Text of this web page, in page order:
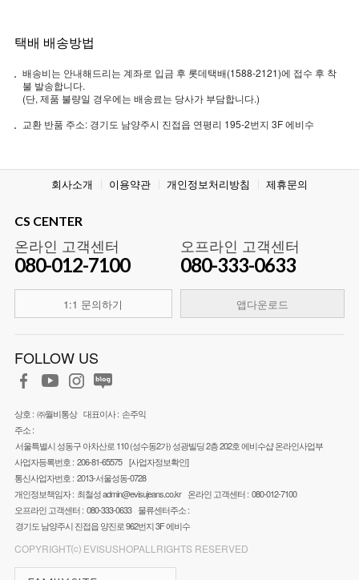
택배 배송방법
배송비는 안내해드리는 계좌로 입금 후 롯데택배(1588-2121)에 접수 후 착
불 발송합니다.
(단, 제품 불량일 경우에는 배송료는 당사가 부담합니다.)
교환 반품 주소: 경기도 남양주시 진접읍 연평리 195-2번지 3F 에비수
회사소개 이용약관 개인정보처리방침 제휴문의
CS CENTER
온라인 고객센터
080-012-7100
1:1 문의하기
오프라인 고객센터
080-333-0633
앱다운로드
FOLLOW US
상호 : ㈜월비통상 대표이사 : 손주익
주소 :
서울특별시 성동구 아차산로 110 (성수동2가) 성광빌딩 2층 202호 에비수샵 온라인사업부
사업자등록번호 : 206-81-65575 [사업자정보확인]
통신사업자번호 : 2013-서울성동-0728
개인정보책임자 : 최철성admin@evisujeans.co.kr 온라인 고객센터 : 080-012-7100
오프라인 고객센터 : 080-333-0633 물류센터주소 :
경기도 남양주시 진접읍 양진로 962번지 3F 에비수
COPYRIGHT⒞ EVISUSHOPALLRIGHTS RESERVED